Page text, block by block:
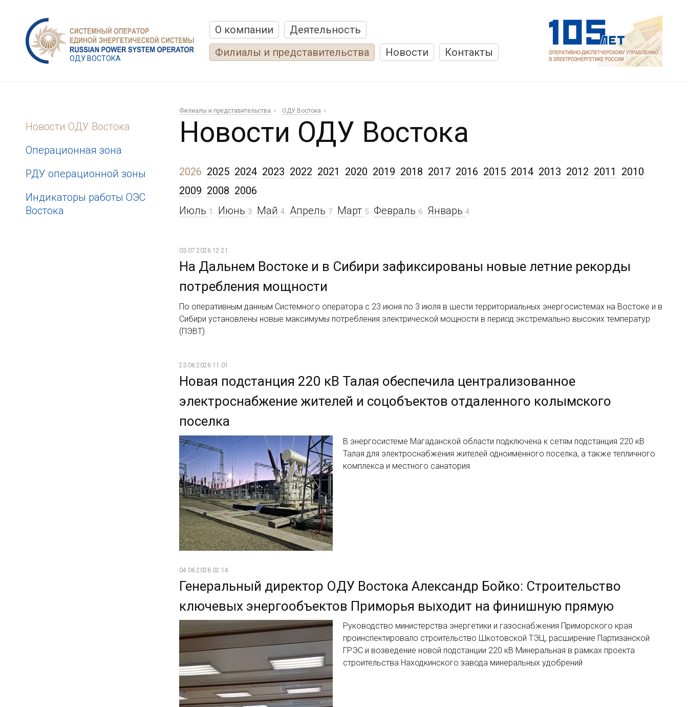
ОДУ ВОСТОКА
О компании
Деятельность
Филиалы и представительства
Новости Контакты
Новости ОДУ Востока
Операционная зона
РДУ операционной зоны
Индикаторы работы ОЭС
Востока
Филиалы и представительства ОДУ Востока
Новости ОДУ Востока
2026
Июль 1 Июнь 3 Май 4 Апрель 7 Март 5 Февраль 6 Январь 4
2025 2024 2023 2022 2021 2020 2019 2018 2017 2016 2015 2014 2013 2012 2011
2010
2009 2008 2006
03.07.2026 12:21
На Дальнем Востоке и в Сибири зафиксированы новые летние рекорды
потребления мощности
По оперативным данным Системного оператора с 23 июня по 3 июля в шести территориальных энергосистемах на Востоке и в
Сибири установлены новые максимумы потребления электрической мощности в период экстремально высоких температур
(ПЭВТ)
23.06.2026 11:01
Новая подстанция 220 кВ Талая обеспечила централизованное
электроснабжение жителей и соцобъектов отдаленного колымского
поселка
В энергосистеме Магаданской области подключена к сетям подстанция 220 кВ
Талая для электроснабжения жителей одноименного поселка, а также тепличного
комплекса и местного санатория
04.06.2026 02:14
Генеральный директор ОДУ Востока Александр Бойко: Строительство
ключевых энергообъектов Приморья выходит на финишную прямую
Руководство министерства энергетики и газоснабжения Приморского края
проинспектировало строительство Шкотовской ТЭЦ, расширение Партизанской
ГРЭС и возведение новой подстанции 220 кВ Минеральная в рамках проекта
строительства Находкинского завода минеральных удобрений